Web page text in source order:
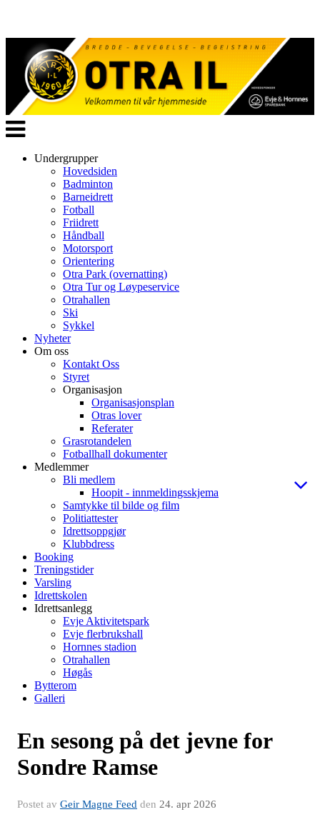
Veksle
navigasjon
Undergrupper
Hovedsiden
Badminton
Barneidrett
Fotball
Friidrett
Håndball
Motorsport
Orientering
Otra Park (overnatting)
Otra Tur og Løypeservice
Otrahallen
Ski
Sykkel
Nyheter
Om oss
Kontakt Oss
Styret
Organisasjon
Organisasjonsplan
Otras lover
Referater
Grasrotandelen
Fotballhall dokumenter
Medlemmer
Bli medlem
Hoopit - innmeldingsskjema
Samtykke til bilde og film
Politiattester
Idrettsoppgjør
Klubbdress
Booking
Treningstider
Varsling
Idrettskolen
Idrettsanlegg
Evje Aktivitetspark
Evje flerbrukshall
Hornnes stadion
Otrahallen
Høgås
Bytterom
Galleri
En sesong på det jevne for
Sondre Ramse
Postet av Geir Magne Feed den 24. apr 2026